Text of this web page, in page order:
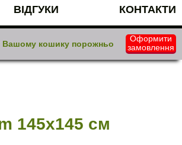
ВІДГУКИ КОНТАКТИ
Вашому кошику порожньо
Оформити
замовлення
145х145 см